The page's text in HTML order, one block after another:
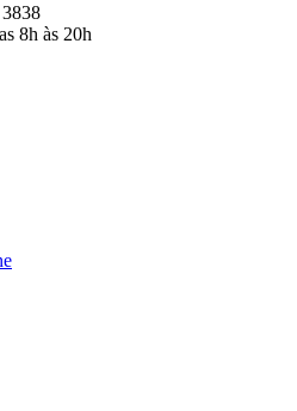
8h às 20h